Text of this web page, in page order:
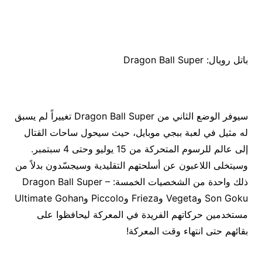
باتل رويال: Dragon Ball Super
سيوفر الوضع الثاني من Dragon Ball Super تغييراً لم يسبق
له مثيل في لعبة ببجي موبايل، حيث سيحول ساحات القتال
إلى عالم للرسوم المتحركة من 15 يوليو وحتى 4 سبتمبر.
وسيتخلى اللاعبون عن أسلحتهم التقليدية وسيجسّدون بدلاً من
ذلك واحدة من الشخصيات الخمسة: Dragon Ball Super –
Son Goku وVegeta وFrieza وPiccolo وUltimate Gohan
مستخدمين حركاتهم الفريدة في المعركة ليحافظوا على
بقائهم حتى انتهاء وقت المعركة!